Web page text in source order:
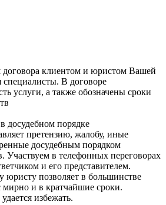
клиентом и юристом Вашей
В договоре
услуги, а также обозначены сроки
досудебном порядке
претензию, жалобу, иные
досудебным порядком
Участвуем в телефонных переговорах
и его представителем.
позволяет в большинстве
мирно и в кратчайшие сроки.
избежать.